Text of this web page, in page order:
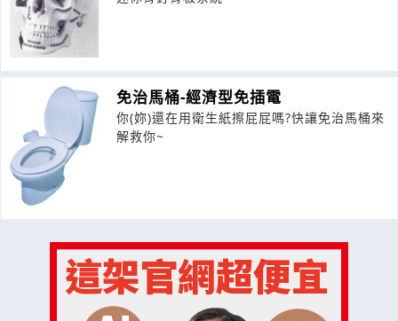
免治馬桶-經濟型免插電
你(妳)還在用衛生紙擦屁屁嗎?快讓免治馬桶來
解救你~